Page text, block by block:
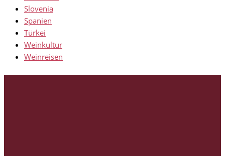
Slovenia
Spanien
Türkei
Weinkultur
Weinreisen